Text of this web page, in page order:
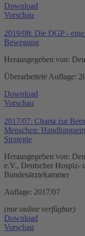
Download
Vorschau
2019/08: Die DGP -
Bewegung
Herausgegeben von:
Überarbeitete Auflage:
Download
Vorschau
2017/07: Charta zur
Menschen:
Strategie
Herausgegeben von:
e.V., Deutscher Hospiz-
Bundesärztekammer
Auflage: 2017/07
(nur online verfügbar)
Download
Vorschau